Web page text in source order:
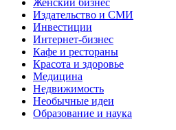
Женский бизнес
Издательство и СМИ
Инвестиции
Интернет-бизнес
Кафе и рестораны
Красота и здоровье
Медицина
Недвижимость
Необычные идеи
Образование и наука